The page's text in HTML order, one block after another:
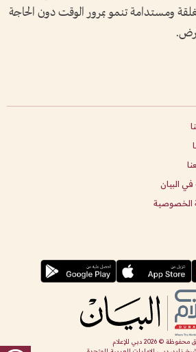
ومستدامة تنمو بمرور الوقت دون الحاجة
البيان
الخصوصية
محفوظة ©2026 دبي للإعلام